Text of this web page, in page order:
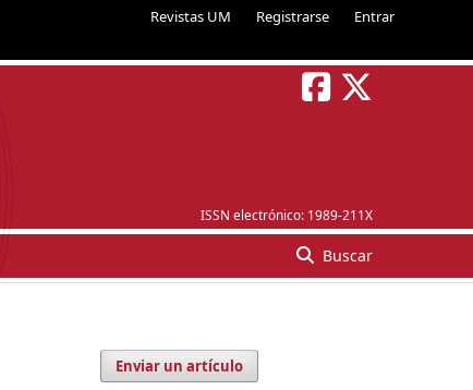
Revistas UM Registrarse Entrar
ISSN electrónico: 1989-211X
Buscar
Enviar un artículo